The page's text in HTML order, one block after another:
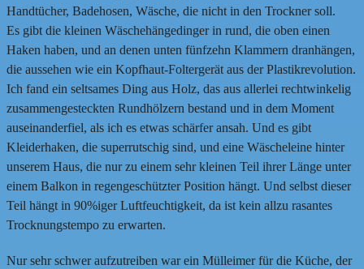
Handtücher, Badehosen, Wäsche, die nicht in den Trockner soll.
Es gibt die kleinen Wäschehängedinger in rund, die oben einen
Haken haben, und an denen unten fünfzehn Klammern dranhängen,
die aussehen wie ein Kopfhaut-Foltergerät aus der Plastikrevolution.
Ich fand ein seltsames Ding aus Holz, das aus allerlei rechtwinkelig
zusammengesteckten Rundhölzern bestand und in dem Moment
auseinanderfiel, als ich es etwas schärfer ansah. Und es gibt
Kleiderhaken, die superrutschig sind, und eine Wäscheleine hinter
unserem Haus, die nur zu einem sehr kleinen Teil ihrer Länge unter
einem Balkon in regengeschützter Position hängt. Und selbst dieser
Teil hängt in 90%iger Luftfeuchtigkeit, da ist kein allzu rasantes
Trocknungstempo zu erwarten.
Nur sehr schwer aufzutreiben war ein Mülleimer für die Küche, der